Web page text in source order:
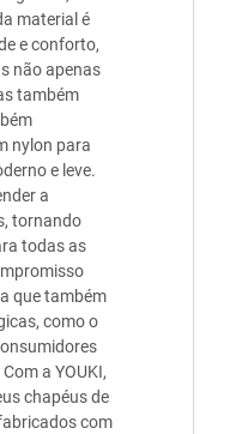
material é
e conforto,
não apenas
também
nylon para
e leve.
a
tornando
todas as
que também
como o
a YOUKI,
chapéus de
com